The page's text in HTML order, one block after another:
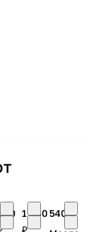
1 060
₽
540 ₽